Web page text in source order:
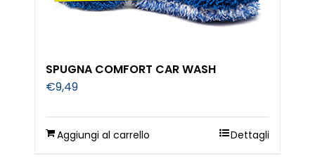
SPUGNA COMFORT CAR WASH
€9,49
Aggiungi al carrello Dettagli